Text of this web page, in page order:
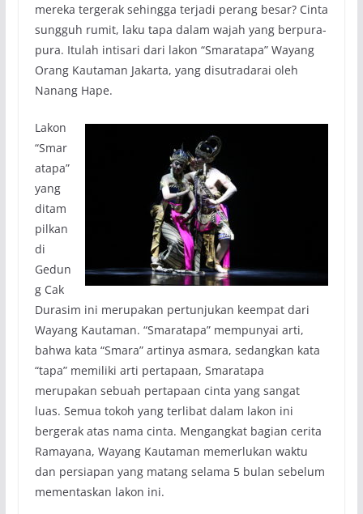
mereka tergerak sehingga terjadi perang besar? Cinta
sungguh rumit, laku tapa dalam wajah yang berpura-
pura. Itulah intisari dari lakon “Smaratapa” Wayang
Orang Kautaman Jakarta, yang disutradarai oleh
Nanang Hape.
Lakon
“Smar
atapa”
yang
ditam
pilkan
di
Gedun
g Cak
Durasim ini merupakan pertunjukan keempat dari
Wayang Kautaman. “Smaratapa” mempunyai arti,
bahwa kata “Smara” artinya asmara, sedangkan kata
“tapa” memiliki arti pertapaan, Smaratapa
merupakan sebuah pertapaan cinta yang sangat
luas. Semua tokoh yang terlibat dalam lakon ini
bergerak atas nama cinta. Mengangkat bagian cerita
Ramayana, Wayang Kautaman memerlukan waktu
dan persiapan yang matang selama 5 bulan sebelum
mementaskan lakon ini.